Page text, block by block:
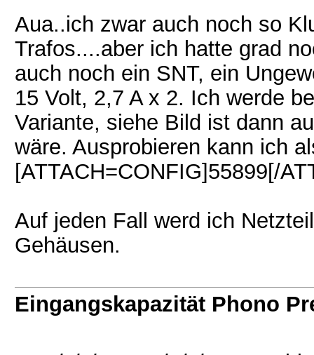
Aua..ich zwar auch noch so
Trafos....aber ich hatte grad
auch noch ein SNT, ein
15 Volt, 2,7 A x 2. Ich werde
Variante, siehe Bild ist dann
wäre. Ausprobieren kann ich
[ATTACH=CONFIG]55899[/
Auf jeden Fall werd ich
Gehäusen.
Eingangskapazität Phono